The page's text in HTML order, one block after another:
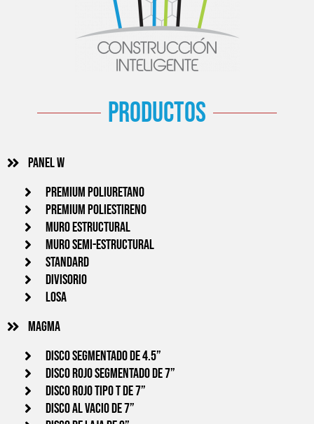
productos
Panel w
PREMIUM POLIURETANO
PREMIUM POLIESTIRENO
MURO ESTRUCTURAL
MURO SEMI-ESTRUCTURAL
STANDARD
DIVISORIO
LOSA
Magma
Disco segmentado de 4.5”
Disco Rojo segmentado de 7”
Disco rojo tipo T de 7”
Disco al vacio de 7”